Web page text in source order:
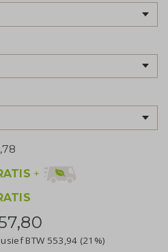
+
BTW 553,94 (21%)